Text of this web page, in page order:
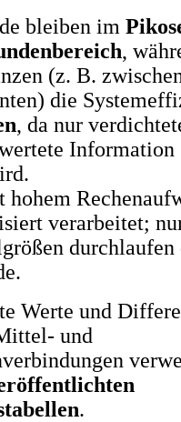
bleiben im
,
(z. B.
die
, da nur
Information
hohem
verarbeitet;
durchlaufen
Werte und
und
.